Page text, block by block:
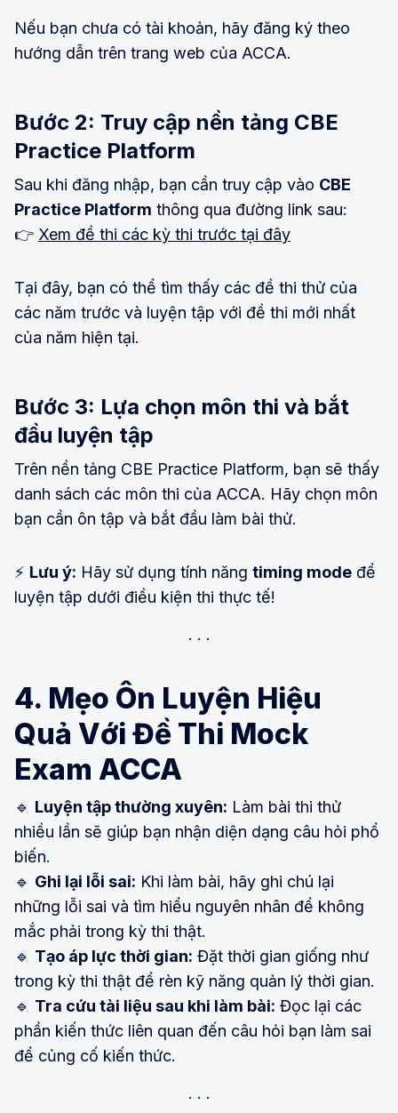
Nếu bạn chưa có tài khoản, hãy đăng ký theo
hướng dẫn trên trang web của ACCA.
Bước 2: Truy cập nền tảng CBE
Practice Platform
Sau khi đăng nhập, bạn cần truy cập vào CBE
Practice Platform thông qua đường link sau:
👉 Xem đề thi các kỳ thi trước tại đây
Tại đây, bạn có thể tìm thấy các đề thi thử của
các năm trước và luyện tập với đề thi mới nhất
của năm hiện tại.
Bước 3: Lựa chọn môn thi và bắt
đầu luyện tập
Trên nền tảng CBE Practice Platform, bạn sẽ thấy
danh sách các môn thi của ACCA. Hãy chọn môn
bạn cần ôn tập và bắt đầu làm bài thử.
⚡ Lưu ý: Hãy sử dụng tính năng timing mode để
luyện tập dưới điều kiện thi thực tế!
4. Mẹo Ôn Luyện Hiệu
Quả Với Đề Thi Mock
Exam ACCA
🔹 Luyện tập thường xuyên: Làm bài thi thử
nhiều lần sẽ giúp bạn nhận diện dạng câu hỏi phổ
biến.
🔹 Ghi lại lỗi sai: Khi làm bài, hãy ghi chú lại
những lỗi sai và tìm hiểu nguyên nhân để không
mắc phải trong kỳ thi thật.
🔹 Tạo áp lực thời gian: Đặt thời gian giống như
trong kỳ thi thật để rèn kỹ năng quản lý thời gian.
🔹 Tra cứu tài liệu sau khi làm bài: Đọc lại các
phần kiến thức liên quan đến câu hỏi bạn làm sai
để củng cố kiến thức.